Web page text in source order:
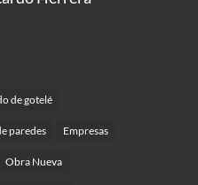
de gotelé
paredes Empresas
Obra Nueva